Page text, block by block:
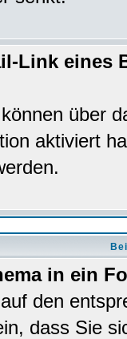
Link eines
über
aktiviert
in ein
den
dass Sie